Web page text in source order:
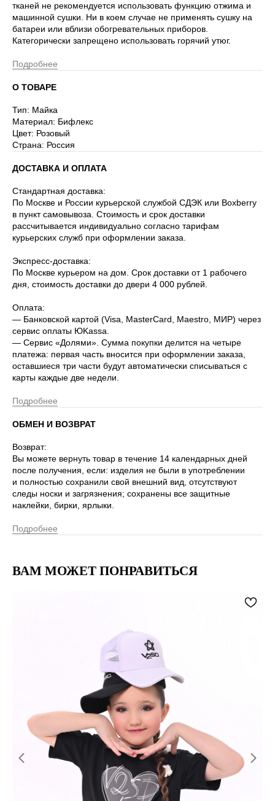
тканей не рекомендуется использовать функцию отжима и
машинной сушки. Ни в коем случае не применять сушку на
батареи или вблизи обогревательных приборов.
Категорически запрещено использовать горячий утюг.
Подробнее
О ТОВАРЕ
Тип: Майка
Материал: Бифлекс
Цвет: Розовый
Страна: Россия
ДОСТАВКА И ОПЛАТА
Стандартная доставка:
По Москве и России курьерской службой СДЭК или Boxberry
в пункт самовывоза. Стоимость и срок доставки
рассчитывается индивидуально согласно тарифам
курьерских служб при оформлении заказа.
Экспресс-доставка:
По Москве курьером на дом. Срок доставки от 1 рабочего
дня, стоимость доставки до двери 4 000 рублей.
Оплата:
— Банковской картой (Visa, MasterCard, Maestro, МИР) через
сервис оплаты ЮKassa.
— Сервис «Долями». Сумма покупки делится на четыре
платежа: первая часть вносится при оформлении заказа,
оставшиеся три части будут автоматически списываться с
карты каждые две недели.
Подробнее
ОБМЕН И ВОЗВРАТ
Возврат:
Вы можете вернуть товар в течение 14 календарных дней
после получения, если: изделия не были в употреблении
и полностью сохранили свой внешний вид, отсутствуют
следы носки и загрязнения; сохранены все защитные
наклейки, бирки, ярлыки.
Подробнее
ВАМ МОЖЕТ ПОНРАВИТЬСЯ